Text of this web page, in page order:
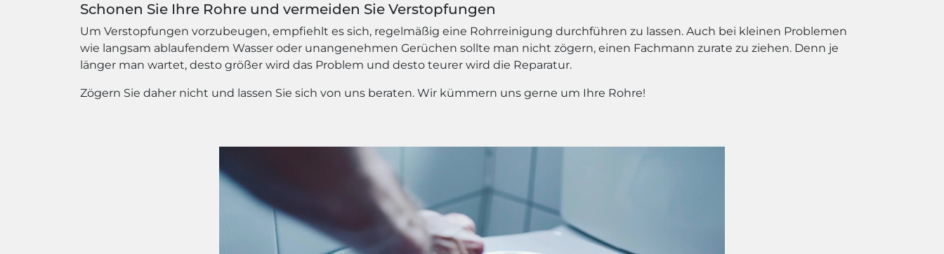
Schonen Sie Ihre Rohre und vermeiden Sie Verstopfungen
Um Verstopfungen vorzubeugen, empfiehlt es sich, regelmäßig eine Rohrreinigung durchführen zu lassen. Auch bei kleinen Problemen
wie langsam ablaufendem Wasser oder unangenehmen Gerüchen sollte man nicht zögern, einen Fachmann zurate zu ziehen. Denn je
länger man wartet, desto größer wird das Problem und desto teurer wird die Reparatur.
Zögern Sie daher nicht und lassen Sie sich von uns beraten. Wir kümmern uns gerne um Ihre Rohre!